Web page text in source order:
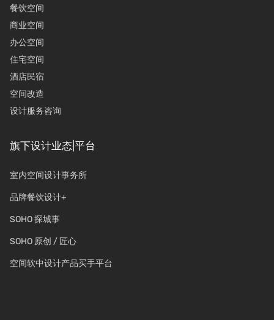
餐饮空间
商业空间
办公空间
住宅空间
酒店民宿
空间改造
设计服务咨询
旗下设计业态|平台
室内空间设计事务所
品牌餐饮设计+
SOHO 探城事
SOHO 原创 / 匠心
空间软中设计产品买手平台